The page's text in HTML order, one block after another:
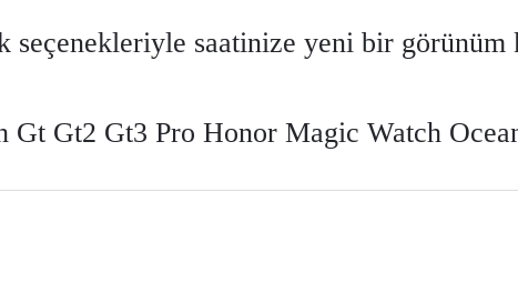
seçenekleriyle saatinize yeni bir görünüm